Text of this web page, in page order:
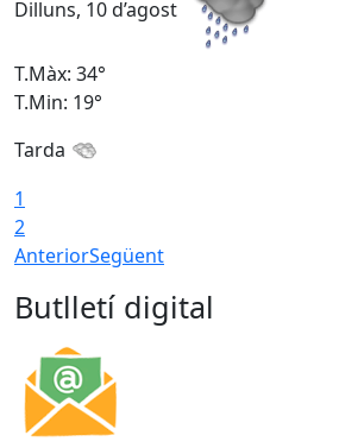
Dilluns, 10 d’agost
T.Màx: 34°
T.Min: 19°
Tarda
1
2
AnteriorSegüent
Butlletí digital